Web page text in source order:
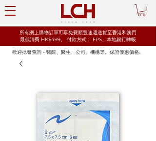
所有網上購物訂單可享免費順豐速遞送貨至香港和澳門
最低消費 HK$499。 ​付款方式： FPS、本地銀行轉帳
歡迎批發查詢 - 醫院、醫生、公司、機構等。保證優惠價格。